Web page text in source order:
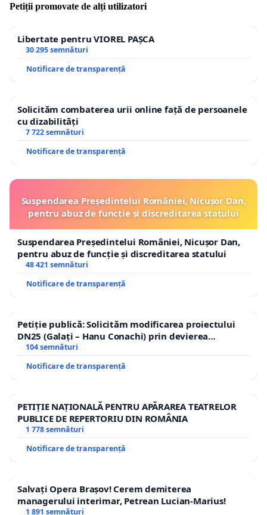
Petiții promovate de alți utilizatori
Libertate pentru VIOREL PAȘCA
30 295 semnături
Notificare de transparență
Solicităm combaterea urii online față de persoanele
cu dizabilități
7 722 semnături
Notificare de transparență
Suspendarea Președintelui României, Nicușor Dan,
pentru abuz de funcție și discreditarea statului
Suspendarea Președintelui României, Nicușor Dan,
pentru abuz de funcție și discreditarea statului
48 421 semnături
Notificare de transparență
Petiție publică: Solicităm modificarea proiectului
DN25 (Galați – Hanu Conachi) prin devierea
traseului în afara localităților!
104 semnături
Notificare de transparență
PETIȚIE NAȚIONALĂ PENTRU APĂRAREA TEATRELOR
PUBLICE DE REPERTORIU DIN ROMÂNIA
1 778 semnături
Notificare de transparență
Salvați Opera Brașov! Cerem demiterea
managerului interimar, Petrean Lucian-Marius!
1 891 semnături